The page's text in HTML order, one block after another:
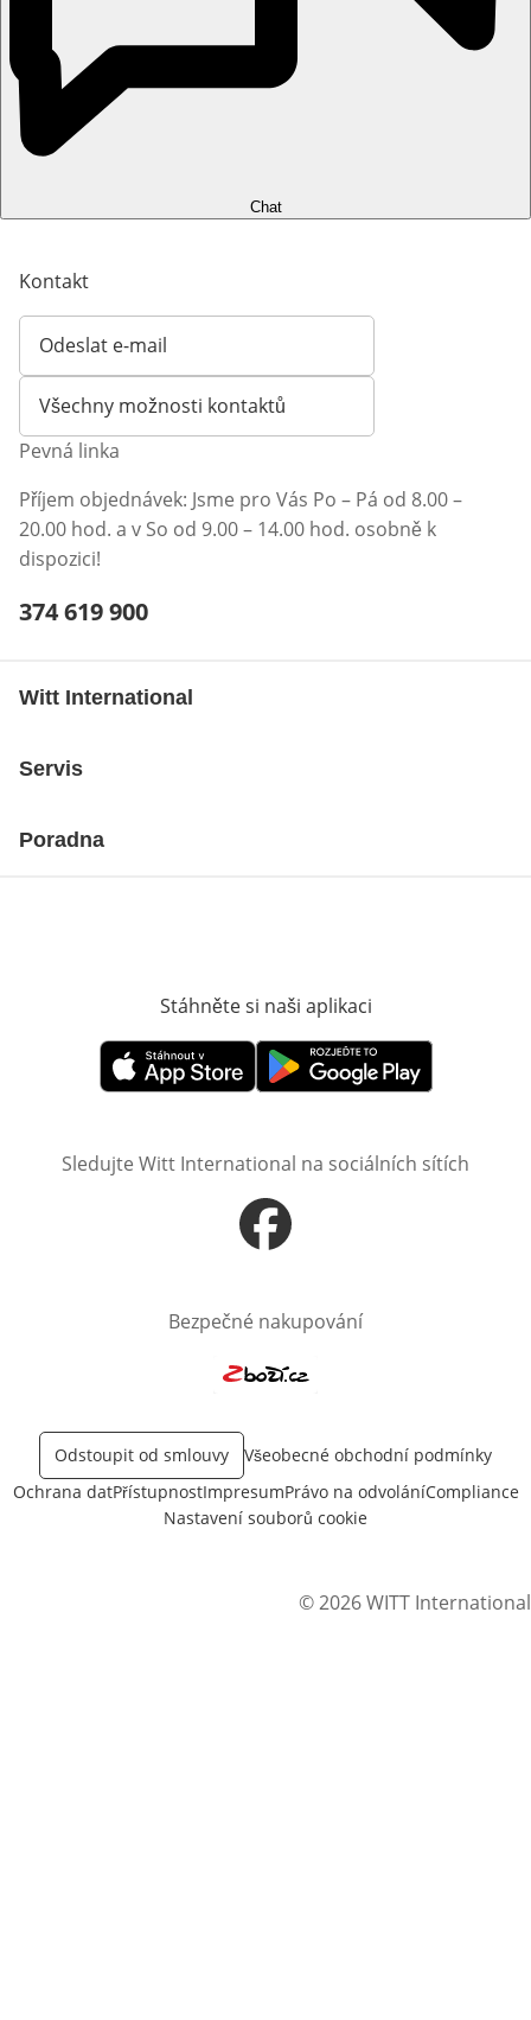
Chat
Kontakt
Odeslat e-mail
Otevírá e-mailového klienta
Všechny možnosti kontaktů
Pevná linka
Příjem objednávek: Jsme pro Vás Po – Pá od 8.00 –
20.00 hod. a v So od 9.00 – 14.00 hod. osobně k
dispozici!
Telefonní číslo:
374 619 900
Witt International
Servis
Poradna
Stáhněte si naši aplikaci
Otevře v novém okněOtevře v novém okně
Sledujte Witt International na sociálních sítích
Otevře v novém okně
Bezpečné nakupování
Odstoupit od smlouvy
Všeobecné obchodní podmínky
Ochrana datPřístupnostImpresumPrávo na odvoláníCompliance
Nastavení souborů cookie
© 2026 WITT International